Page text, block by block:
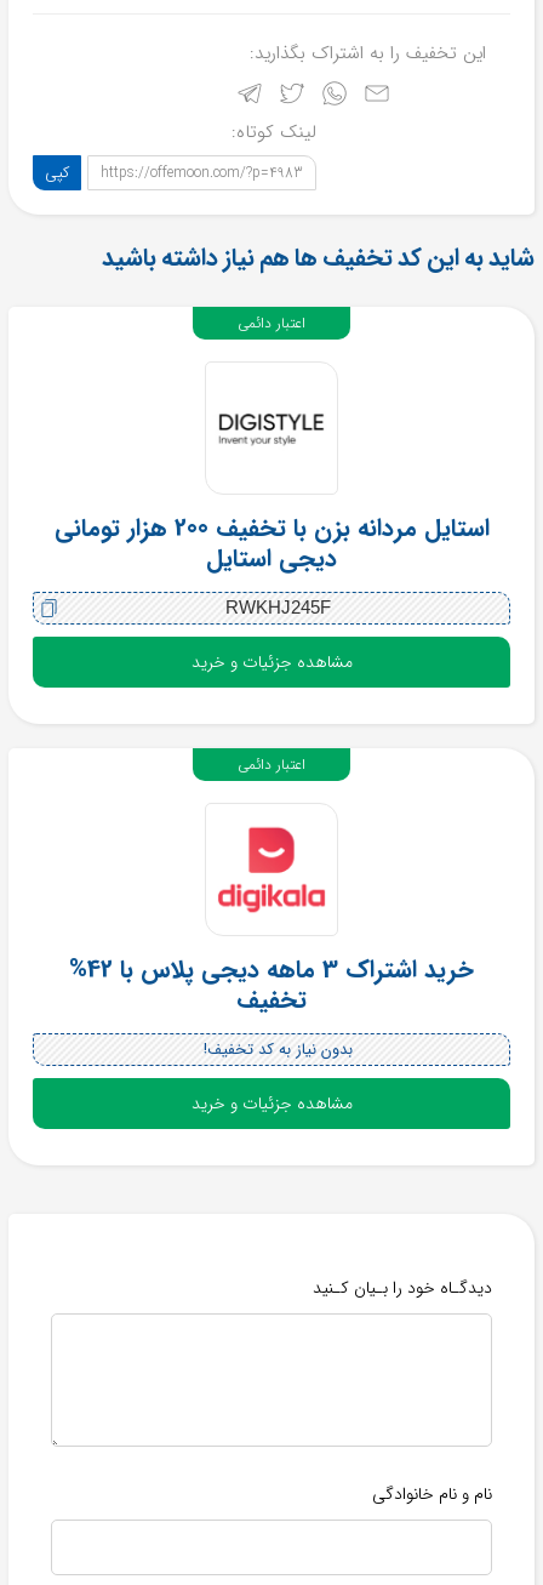
این تخفیف را به اشتراک بگذارید:
لینک کوتاه:
https://offemoon.com/?p=4983 کپی
شاید به این کد تخفیف ها هم نیاز داشته باشید
استایل مردانه بزن با تخفیف 200 هزار تومانی
دیجی استایل
RWKHJ245F
مشاهده جزئیات و خرید
اعتبار دائمی
خرید اشتراک 3 ماهه دیجی پلاس با 42%
تخفیف
بدون نیاز به کد تخفیف!
مشاهده جزئیات و خرید
اعتبار دائمی
دیدگـاه خود را بـیان کـنید
نام و نام خانوادگی